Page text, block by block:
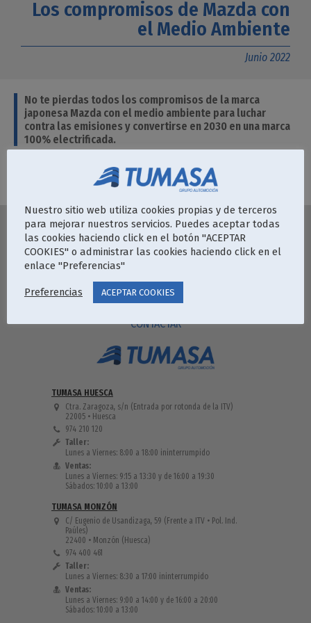
Los compromisos de Mazda con
el Medio Ambiente
Junio 2022
No te pierdas todos los compromisos de la marca
japonesa Mazda con el medio ambiente para luchar
contra las emisiones y convertirse en 2030 en una marca
100% electrificada.
INICIO
VEHÍCULOS DE OCASIÓN
CONTACTAR
TUMASA HUESCA
Ctra. Zaragoza, s/n (Entrada por rotonda de la ITV)
22005 • Huesca
974 210 120
Taller:
Lunes a Viernes: 8:00 a 18:00 ininterrumpido
Ventas:
Lunes a Viernes: 9:15 a 13:30 y de 16:00 a 19:30
Sábados: 10:00 a 13:00
TUMASA MONZÓN
C/ Eugenio de Usandizaga, 59 (Frente a ITV • Pol. Ind.
Paúles)
22400 • Monzón (Huesca)
974 400 461
Taller:
Lunes a Viernes: 8:30 a 17:00 ininterrumpido
Ventas:
Lunes a Viernes: 9:00 a 14:00 y de 16:00 a 20:00
Sábados: 10:00 a 13:00
Nuestro sitio web utiliza cookies propias y de terceros
para mejorar nuestros servicios. Puedes aceptar todas
las cookies haciendo click en el botón "ACEPTAR
COOKIES" o administrar las cookies haciendo click en el
enlace "Preferencias"
Preferencias ACEPTAR COOKIES